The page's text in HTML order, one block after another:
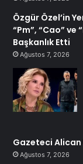
Özgür Özel’in
“Pm”, “Cao” ve
Başkanlık Etti
Ağustos 7, 2026
Gazeteci Alican
Ağustos 7, 2026